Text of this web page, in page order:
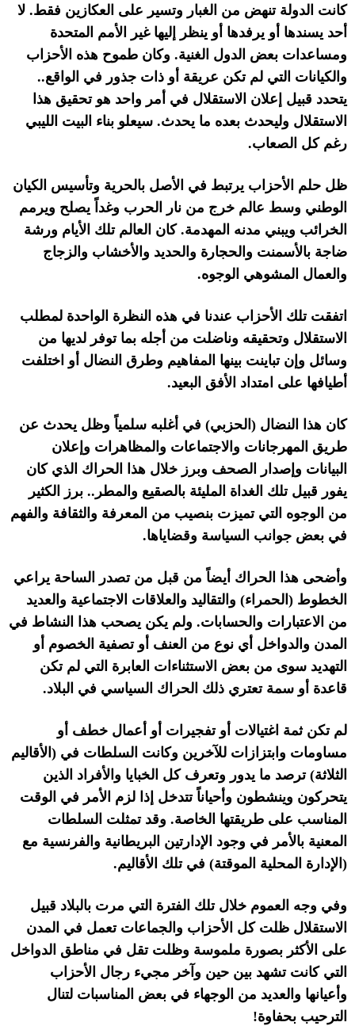
كانت الدولة تنهض من الغبار وتسير على العكازين فقط. لا
أحد يسندها أو يرفدها أو ينظر إليها غير الأمم المتحدة
ومساعدات بعض الدول الغنية. وكان طموح هذه الأحزاب
والكيانات التي لم تكن عريقة أو ذات جذور في الواقع..
يتحدد قبيل إعلان الاستقلال في أمر واحد هو تحقيق هذا
الاستقلال وليحدث بعده ما يحدث. سيعلو بناء البيت الليبي
رغم كل الصعاب.
ظل حلم الأحزاب يرتبط في الأصل بالحرية وتأسيس الكيان
الوطني وسط عالم خرج من نار الحرب وغداً يصلح ويرمم
الخرائب ويبني مدنه المهدمة.كان العالم تلك الأيام ورشة
ضاجة بالأسمنت والحجارة والحديد والأخشاب والزجاج
والعمال المشوهي الوجوه.
اتفقت تلك الأحزاب عندنا في هذه النظرة الواحدة لمطلب
الاستقلال وتحقيقه وناضلت من أجله بما توفر لديها من
وسائل وإن تباينت بينها المفاهيم وطرق النضال أو اختلفت
أطيافها على امتداد الأفق البعيد.
كان هذا النضال ( الحزبي) في أغلبه سلمياً وظل يحدث عن
طريق المهرجانات والاجتماعات والمظاهرات وإعلان
البيانات وإصدار الصحف وبرز خلال هذا الحراك الذي كان
يفور قبيل تلك الغداة المليئة بالصقيع والمطر .. برز الكثير
من الوجوه التي تميزت بنصيب من المعرفة والثقافة والفهم
في بعض جوانب السياسة وقضاياها.
وأضحى هذا الحراك أيضاً من قبل من تصدر الساحة يراعي
الخطوط ( الحمراء) والتقاليد والعلاقات الاجتماعية والعديد
من الاعتبارات والحسابات. ولم يكن يصحب هذا النشاط في
المدن والدواخل أي نوع من العنف أو تصفية الخصوم أو
التهديد سوى من بعض الاستثناءات العابرة التي لم تكن
قاعدة أو سمة تعتري ذلك الحراك السياسي في البلاد.
لم تكن ثمة اغتيالات أو تفجيرات أو أعمال خطف أو
مساومات وابتزازات للآخرين وكانت السلطات في ( الأقاليم
الثلاثة)ترصد ما يدور وتعرف كل الخبايا والأفراد الذين
يتحركون وينشطون وأحياناً تتدخل إذا لزم الأمر في الوقت
المناسب على طريقتها الخاصة. وقد تمثلت السلطات
المعنية بالأمر في وجود الإدارتين البريطانية والفرنسية مع
( الإدارة المحلية الموقتة) في تلك الأقاليم.
وفي وجه العموم خلال تلك الفترة التي مرت بالبلاد قبيل
الاستقلال ظلت كل الأحزاب والجماعات تعمل في المدن
على الأكثر بصورة ملموسة وظلت تقل في مناطق الدواخل
التي كانت تشهد بين حين وآخر مجيء رجال الأحزاب
وأعيانها والعديد من الوجهاء في بعض المناسبات لتنال
الترحيب بحفاوة!